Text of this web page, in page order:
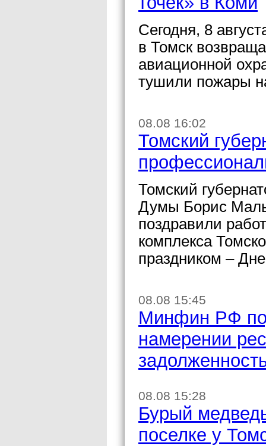
Сегодня, 8
в Томск
авиационной
тушили пожары
08.08 16:02
Томский
Томский
Думы Борис
поздравили
комплекса
праздником –
08.08 15:45
Минфин РФ
намерении
08.08 15:28
Бурый
поселке у